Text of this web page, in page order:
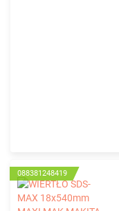
088381248419